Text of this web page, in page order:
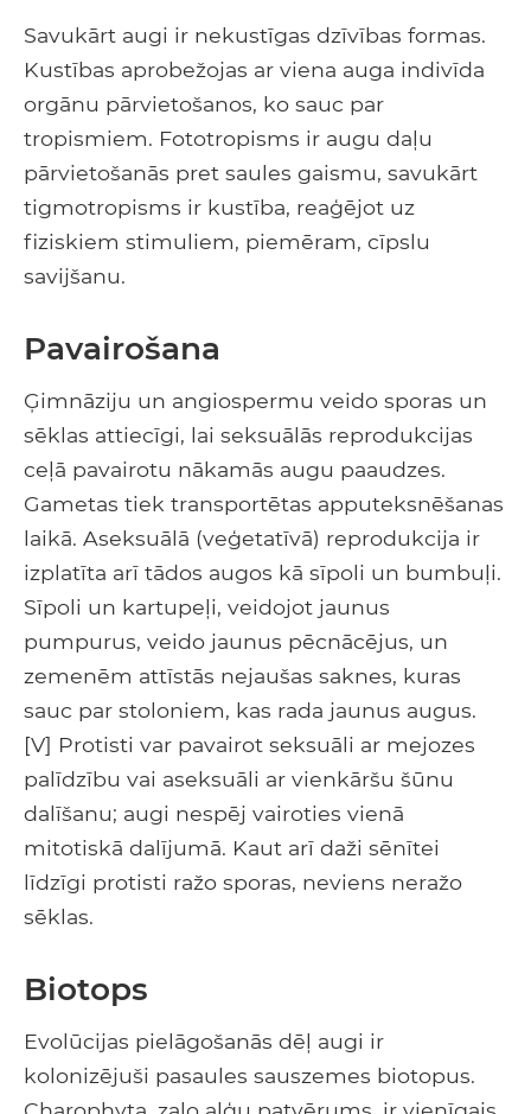
Savukārt augi ir nekustīgas dzīvības formas.
Kustības aprobežojas ar viena auga indivīda
orgānu pārvietošanos, ko sauc par
tropismiem. Fototropisms ir augu daļu
pārvietošanās pret saules gaismu, savukārt
tigmotropisms ir kustība, reaģējot uz
fiziskiem stimuliem, piemēram, cīpslu
savijšanu.
Pavairošana
Ģimnāziju un angiospermu veido sporas un
sēklas attiecīgi, lai seksuālās reprodukcijas
ceļā pavairotu nākamās augu paaudzes.
Gametas tiek transportētas apputeksnēšanas
laikā. Aseksuālā (veģetatīvā) reprodukcija ir
izplatīta arī tādos augos kā sīpoli un bumbuļi.
Sīpoli un kartupeļi, veidojot jaunus
pumpurus, veido jaunus pēcnācējus, un
zemenēm attīstās nejaušas saknes, kuras
sauc par stoloniem, kas rada jaunus augus.
[V] Protisti var pavairot seksuāli ar mejozes
palīdzību vai aseksuāli ar vienkāršu šūnu
dalīšanu; augi nespēj vairoties vienā
mitotiskā dalījumā. Kaut arī daži sēnītei
līdzīgi protisti ražo sporas, neviens neražo
sēklas.
Biotops
Evolūcijas pielāgošanās dēļ augi ir
kolonizējuši pasaules sauszemes biotopus.